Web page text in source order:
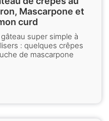
Mascarpone et
curd
super simple à
: quelques crêpes
de mascarpone